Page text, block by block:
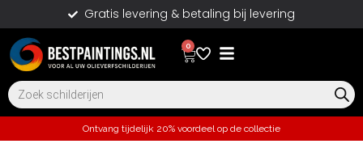
Gratis levering & betaling bij levering
0
Ontvang tijdelijk 20% voordeel op de collectie